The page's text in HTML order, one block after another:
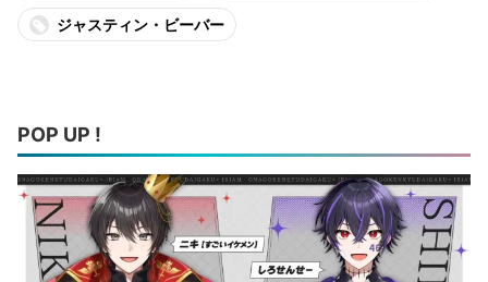
ジャスティン・ビーバー
POP UP !